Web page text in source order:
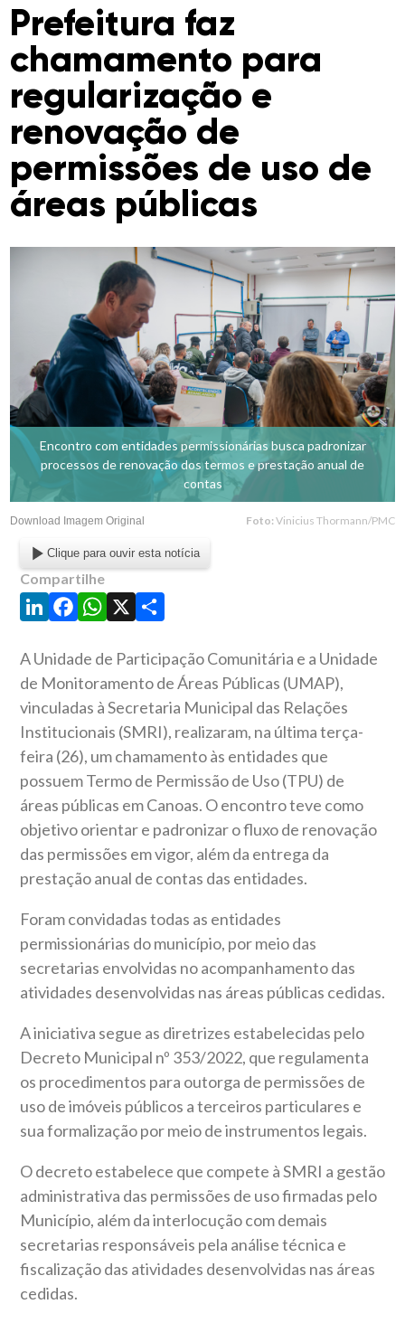
Prefeitura faz
chamamento para
regularização e
renovação de
permissões de uso de
áreas públicas
Encontro com entidades permissionárias busca padronizar
processos de renovação dos termos e prestação anual de
contas
Download Imagem Original Foto: Vinicius Thormann/PMC
Clique para ouvir esta notícia
Compartilhe
LinkedIn
Facebook
WhatsApp
X Share
A Unidade de Participação Comunitária e a Unidade
de Monitoramento de Áreas Públicas (UMAP),
vinculadas à Secretaria Municipal das Relações
Institucionais (SMRI), realizaram, na última terça-
feira (26), um chamamento às entidades que
possuem Termo de Permissão de Uso (TPU) de
áreas públicas em Canoas. O encontro teve como
objetivo orientar e padronizar o fluxo de renovação
das permissões em vigor, além da entrega da
prestação anual de contas das entidades.
Foram convidadas todas as entidades
permissionárias do município, por meio das
secretarias envolvidas no acompanhamento das
atividades desenvolvidas nas áreas públicas cedidas.
A iniciativa segue as diretrizes estabelecidas pelo
Decreto Municipal nº 353/2022, que regulamenta
os procedimentos para outorga de permissões de
uso de imóveis públicos a terceiros particulares e
sua formalização por meio de instrumentos legais.
O decreto estabelece que compete à SMRI a gestão
administrativa das permissões de uso firmadas pelo
Município, além da interlocução com demais
secretarias responsáveis pela análise técnica e
fiscalização das atividades desenvolvidas nas áreas
cedidas.